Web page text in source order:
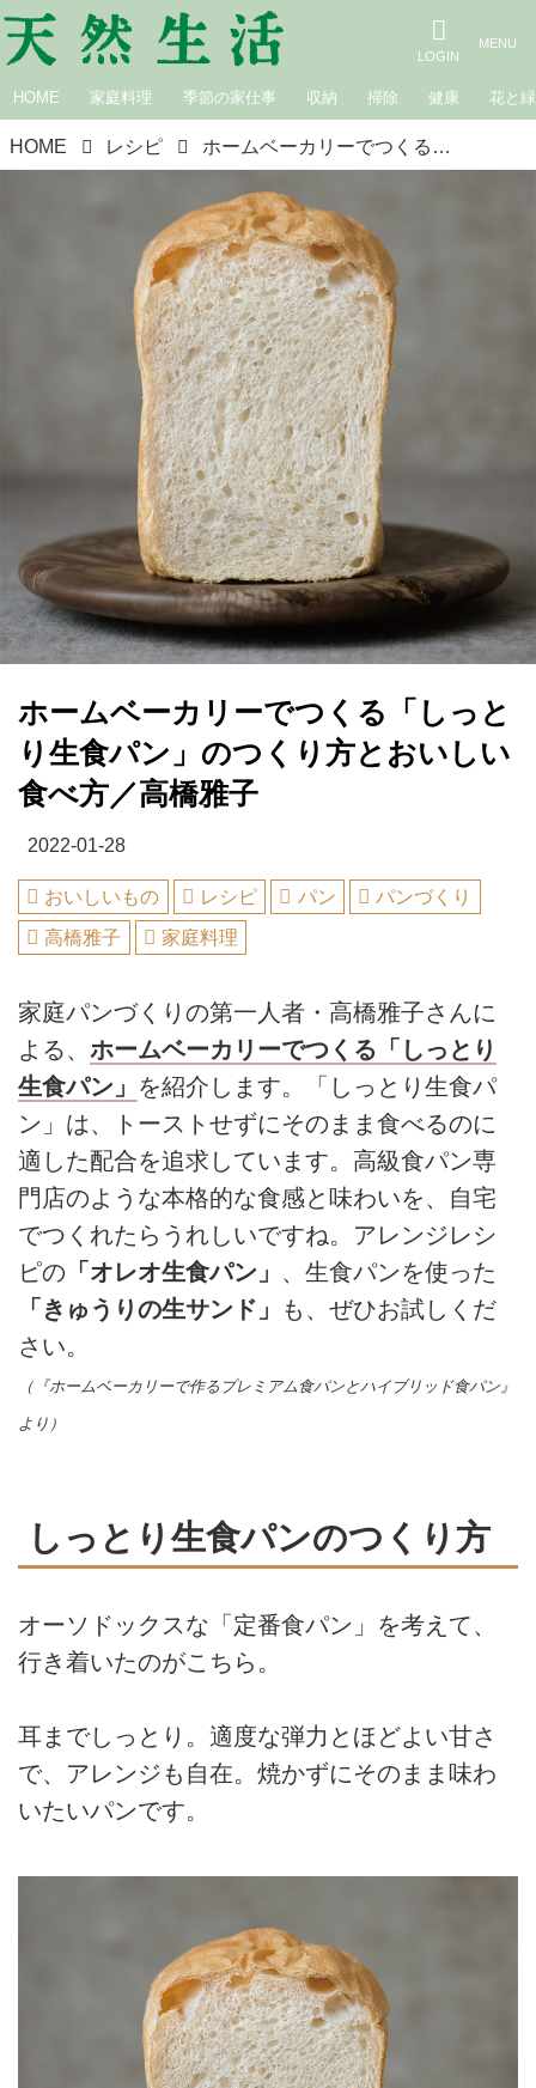
HOME 家庭料理 季節の家仕事 収納 掃除 健康 花と緑
HOME レシピ ホームベーカリーでつくる「しっとり生食パン」のつくり方とおいしい食べ方／高橋雅子
ホームベーカリーでつくる「しっと
り生食パン」のつくり方とおいしい
食べ方／高橋雅子
2022-01-28
おいしいもの レシピ パン
パンづくり
高橋雅子
家庭料理
家庭パンづくりの第一人者・高橋雅子さんに
よる、 ホームベーカリーでつくる「しっとり
生食パン」 を紹介します。「しっとり生食パ
ン」は、トーストせずにそのまま食べるのに
適した配合を追求しています。高級食パン専
門店のような本格的な食感と味わいを、自宅
でつくれたらうれしいですね。アレンジレシ
ピの 「オレオ生食パン」 、生食パンを使った
「きゅうりの生サンド」
も、ぜひお試しくだ
さい。
（『ホームベーカリーで作るプレミアム食パンとハイブリッド食パン』
より）
しっとり生食パンのつくり方
オーソドックスな「定番食パン」を考えて、
行き着いたのがこちら。
耳までしっとり。適度な弾力とほどよい甘さ
で、アレンジも自在。焼かずにそのまま味わ
いたいパンです。